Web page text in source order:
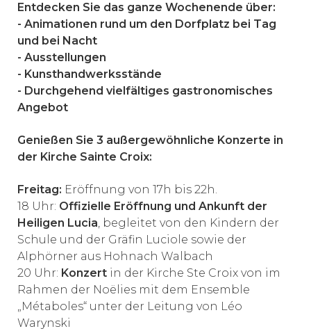
Entdecken Sie das ganze Wochenende über:
- Animationen rund um den Dorfplatz bei Tag
und bei Nacht
- Ausstellungen
- Kunsthandwerksstände
- Durchgehend vielfältiges gastronomisches
Angebot
Genießen Sie 3 außergewöhnliche Konzerte in
der Kirche Sainte Croix:
Freitag: Eröffnung von 17h bis 22h.
18 Uhr: Offizielle Eröffnung und Ankunft der
Heiligen Lucia, begleitet von den Kindern der
Schule und der Gräfin Luciole sowie der
Alphörner aus Hohnach Walbach
20 Uhr: Konzert in der Kirche Ste Croix von im
Rahmen der Noëlies mit dem Ensemble
„Métaboles“ unter der Leitung von Léo
Warynski